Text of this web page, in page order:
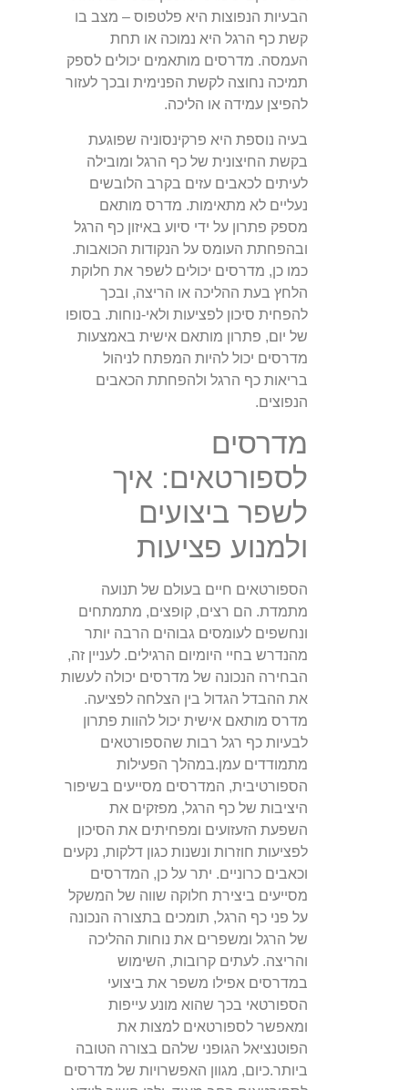
הבעיות הנפוצות היא פלטפוס – מצב בו
קשת כף הרגל היא נמוכה או תחת
העמסה. מדרסים מותאמים יכולים לספק
תמיכה נחוצה לקשת הפנימית ובכך לעזור
להפיצן עמידה או הליכה.
בעיה נוספת היא פרקינסוניה שפוגעת
בקשת החיצונית של כף הרגל ומובילה
לעיתים לכאבים עזים בקרב הלובשים
נעליים לא מתאימות. מדרס מותאם
מספק פתרון על ידי סיוע באיזון כף הרגל
ובהפחתת העומס על הנקודות הכואבות.
כמו כן, מדרסים יכולים לשפר את חלוקת
הלחץ בעת ההליכה או הריצה, ובכך
להפחית סיכון לפציעות ולאי-נוחות. בסופו
של יום, פתרון מותאם אישית באמצעות
מדרסים יכול להיות המפתח לניהול
בריאות כף הרגל ולהפחתת הכאבים
הנפוצים.
מדרסים
לספורטאים: איך
לשפר ביצועים
ולמנוע פציעות
הספורטאים חיים בעולם של תנועה
מתמדת. הם רצים, קופצים, מתמתחים
ונחשפים לעומסים גבוהים הרבה יותר
מהנדרש בחיי היומיום הרגילים. לעניין זה,
הבחירה הנכונה של מדרסים יכולה לעשות
את ההבדל הגדול בין הצלחה לפציעה.
מדרס מותאם אישית יכול להוות פתרון
לבעיות כף רגל רבות שהספורטאים
מתמודדים עמן.במהלך הפעילות
הספורטיבית, המדרסים מסייעים בשיפור
היציבות של כף הרגל, מפזקים את
השפעת הזעזועים ומפחיתים את הסיכון
לפציעות חוזרות ונשנות כגון דלקות, נקעים
וכאבים כרוניים. יתר על כן, המדרסים
מסייעים ביצירת חלוקה שווה של המשקל
על פני כף הרגל, תומכים בתצורה הנכונה
של הרגל ומשפרים את נוחות ההליכה
והריצה. לעתים קרובות, השימוש
במדרסים אפילו משפר את ביצועי
הספורטאי בכך שהוא מונע עייפות
ומאפשר לספורטאים למצות את
הפוטנציאל הגופני שלהם בצורה הטובה
ביותר.כיום, מגוון האפשרויות של מדרסים